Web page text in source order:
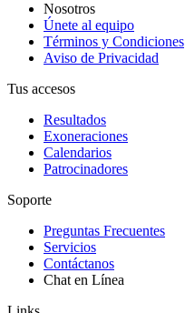
Nosotros
Únete al equipo
Términos y Condiciones
Aviso de Privacidad
Tus accesos
Resultados
Exoneraciones
Calendarios
Patrocinadores
Soporte
Preguntas Frecuentes
Servicios
Contáctanos
Chat en Línea